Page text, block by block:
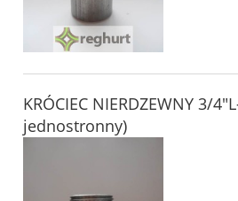
KRÓCIEC NIERDZEWNY 3/
jednostronny)